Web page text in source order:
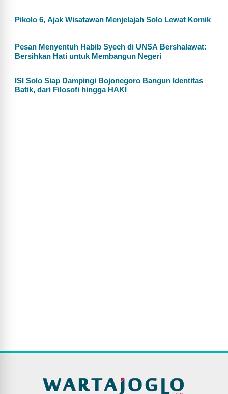
Pikolo 6, Ajak Wisatawan Menjelajah Solo Lewat Komik
Pesan Menyentuh Habib Syech di UNSA Bershalawat:
Bersihkan Hati untuk Membangun Negeri
ISI Solo Siap Dampingi Bojonegoro Bangun Identitas
Batik, dari Filosofi hingga HAKI